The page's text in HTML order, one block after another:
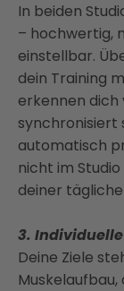
In beiden
– hochwertig,
einstellbar.
dein Training
erkennen dich
synchronisiert
automatisch
nicht im
deiner
3.
Deine Ziele